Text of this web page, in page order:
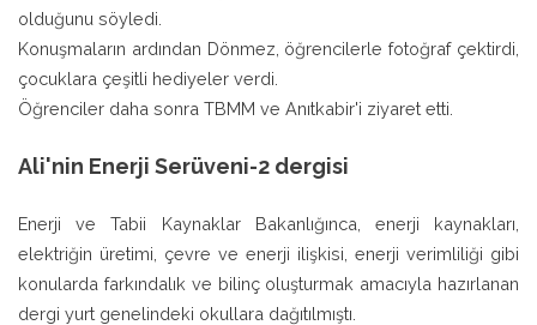
olduğunu söyledi.
Konuşmaların ardından Dönmez, öğrencilerle fotoğraf çektirdi,
çocuklara çeşitli hediyeler verdi.
Öğrenciler daha sonra TBMM ve Anıtkabir'i ziyaret etti.
Ali'nin Enerji Serüveni-2 dergisi
Enerji ve Tabii Kaynaklar Bakanlığınca, enerji kaynakları,
elektriğin üretimi, çevre ve enerji ilişkisi, enerji verimliliği gibi
konularda farkındalık ve bilinç oluşturmak amacıyla hazırlanan
dergi yurt genelindeki okullara dağıtılmıştı.